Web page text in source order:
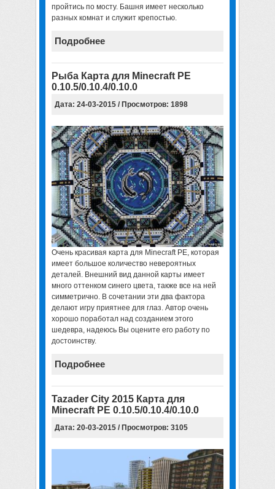
пройтись по мосту. Башня имеет несколько
разных комнат и служит крепостью.
Подробнее
Рыба Карта для Minecraft PE
0.10.5/0.10.4/0.10.0
Дата: 24-03-2015 / Просмотров: 1898
Очень красивая карта для Minecraft PE , которая
имеет большое количество невероятных
деталей. Внешний вид данной карты имеет
много оттенком синего цвета, также все на ней
симметрично. В сочетании эти два фактора
делают игру приятнее для глаз. Автор очень
хорошо поработал над созданием этого
шедевра, надеюсь Вы оцените его работу по
достоинству.
Подробнее
Tazader City 2015 Карта для
Minecraft PE 0.10.5/0.10.4/0.10.0
Дата: 20-03-2015 / Просмотров: 3105